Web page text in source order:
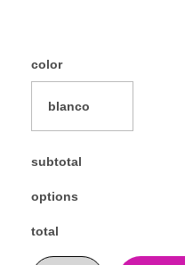
color
subtotal
options
total